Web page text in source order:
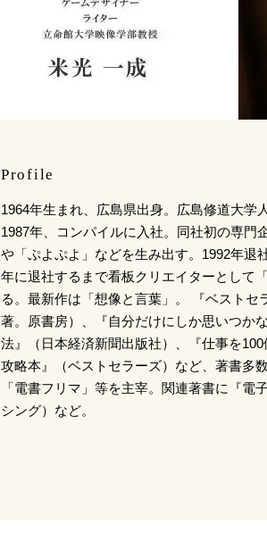
Profile
1964年生まれ、広島県出身。広島修道大学
1987年、コンパイルに入社。同社初の専門
や「ぷよぷよ」などを生み出す。1992年退
年に退社するまで看板クリエイターとして
る。最新作は「想像と言葉」。 『ベストセ
著。原書房）、『自分だけにしか思いつか
法』（日本経済新聞出版社）、『仕事を
攻略本』（ベストセラーズ）など、著書多
「電書フリマ」等を主宰。関連著書に『電
シング）など。